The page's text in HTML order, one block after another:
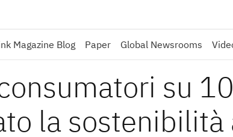
Magazine Blog Paper Global Newsrooms
su
la sostenibilità